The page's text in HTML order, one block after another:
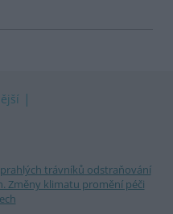
trávníků odstraňování
Změny klimatu promění péči